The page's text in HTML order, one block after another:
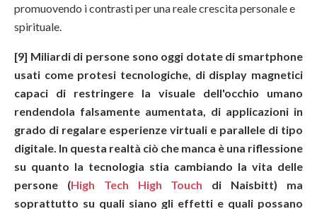
promuovendo i contrasti per una reale crescita personale e
spirituale.
[9] Miliardi di persone sono oggi dotate di smartphone
usati come protesi tecnologiche, di display magnetici
capaci di restringere la visuale dell'occhio umano
rendendola falsamente aumentata, di applicazioni in
grado di regalare esperienze virtuali e parallele di tipo
digitale. In questa realtà ciò che manca è una riflessione
su quanto la tecnologia stia cambiando la vita delle
persone (High Tech High Touch di Naisbitt) ma
soprattutto su quali siano gli effetti e quali possano